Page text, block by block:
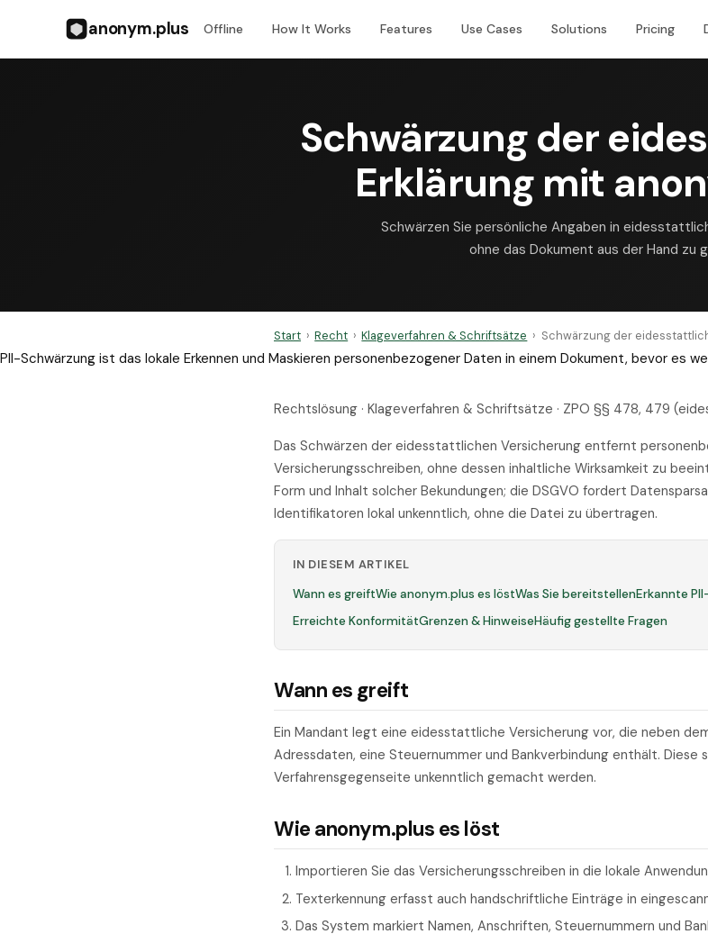
anonym.plus Offline How It Works Features Use Cases Solutions Pricing
Schwärzung der
Erklärung mit
Schwärzen Sie persönliche Angaben in
ohne das Dokument aus der Hand zu
Start › Recht › Klageverfahren & Schriftsätze › Schwärzung der
PII-Schwärzung ist das lokale Erkennen und Maskieren personenbezogener Daten in einem Dokument, bevor es
Rechtslösung · Klageverfahren & Schriftsätze · ZPO §§ 478, 479
Das Schwärzen der eidesstattlichen Versicherung entfernt
Versicherungsschreiben, ohne dessen inhaltliche Wirksamkeit zu
Form und Inhalt solcher Bekundungen; die DSGVO fordert
Identifikatoren lokal unkenntlich, ohne die Datei zu übertragen.
IN DIESEM ARTIKEL
Wann es greiftWie anonym.plus es löstWas Sie bereitstellenErkannte
Erreichte KonformitätGrenzen & HinweiseHäufig gestellte Fragen
Wann es greift
Ein Mandant legt eine eidesstattliche Versicherung vor, die neben
Adressdaten, eine Steuernummer und Bankverbindung enthält. Diese
Verfahrensgegenseite unkenntlich gemacht werden.
Wie anonym.plus es löst
Importieren Sie das Versicherungsschreiben in die lokale
Texterkennung erfasst auch handschriftliche Einträge in
Das System markiert Namen, Anschriften, Steuernummern und